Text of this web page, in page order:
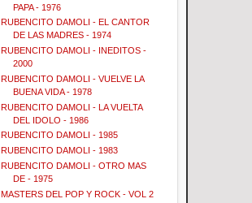
PAPA - 1976
RUBENCITO DAMOLI - EL CANTOR
DE LAS MADRES - 1974
RUBENCITO DAMOLI - INEDITOS -
2000
RUBENCITO DAMOLI - VUELVE LA
BUENA VIDA - 1978
RUBENCITO DAMOLI - LA VUELTA
DEL IDOLO - 1986
RUBENCITO DAMOLI - 1985
RUBENCITO DAMOLI - 1983
RUBENCITO DAMOLI - OTRO MAS
DE - 1975
MASTERS DEL POP Y ROCK - VOL 2